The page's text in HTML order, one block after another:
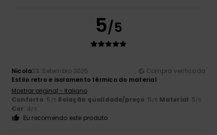
5/5
Nicola23. Setembro 2025
Compra verificada
Estilo retro e isolamento térmico do material
Mostrar original - Italiano
Conforto: 5 /5 Relação qualidade/preço: 5 /5 Material: 5/5
Cor: 4/5
Eu recomendo este produto